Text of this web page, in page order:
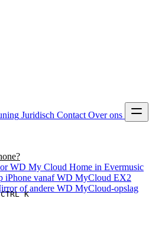
Juridisch Contact Over ons
CTRL K
WD My Cloud Home in Evermusic
iPhone vanaf WD MyCloud EX2
of andere WD MyCloud-opslag